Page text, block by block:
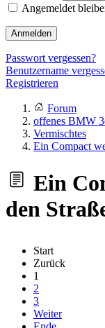
Angemeldet
Anmelden
Passwort vergessen?
Benutzername
Registrieren
Forum
offenes BMW
Vermischtes
Ein Compact
Ein
den
Start
Zurück
1
2
3
Weiter